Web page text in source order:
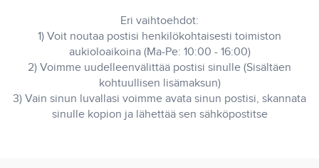
Eri vaihtoehdot:
1) Voit noutaa postisi henkilökohtaisesti toimiston
aukioloaikoina (Ma-Pe: 10:00 - 16:00)
2) Voimme uudelleenvälittää postisi sinulle (Sisältäen
kohtuullisen lisämaksun)
3) Vain sinun luvallasi voimme avata sinun postisi, skannata
sinulle kopion ja lähettää sen sähköpostitse